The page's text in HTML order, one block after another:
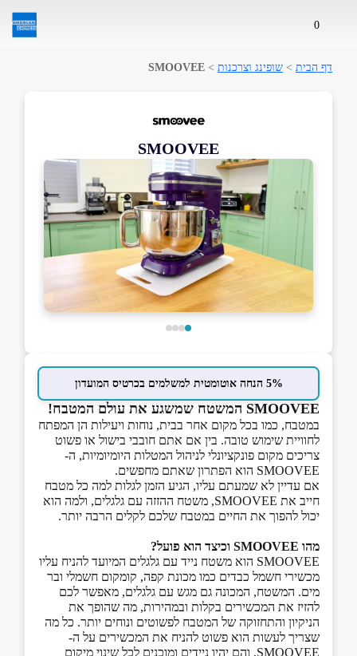
0
דף הבית > שופינג וצרכנות >
SMOOVEE
SMOOVEE
5% הנחה אוטומטית למשלמים בכרטיס המועדון
SMOOVEE המשטח שמשגע את עולם המטבח!
במטבח, כמו בכל מקום אחר בבית, נוחות ויעילות הן המפתח
לחוויית שימוש טובה. בין אם אתם חובבי בישול או פשוט
צריכים מקום פונקציונלי לניהול המטלות היומיומיות, ה-
SMOOVEE הוא הפתרון שאתם מחפשים.
אם עדיין לא שמעתם עליו, הגיע הזמן לגלות למה כל מטבח
חייב את SMOOVEE, משטח ההזזה עם גלגלים, ולמה הוא
יכול להפוך את החיים במטבח שלכם לקלים הרבה יותר.
מהו SMOOVEE וכיצד הוא פועל?
SMOOVEE הוא משטח נייד עם גלגלים המיועד להניח עליו
מכשירי חשמל כבדים כמו מכונת קפה, קומקום חשמלי ובר
מים. המשטח, המכונה גם מגש עם גלגלים, מאפשר לכם
להזיז את המכשירים בקלות ובמהירות, מה שהופך את
הניקיון והתחזוקה של המטבח לפשוטים ונוחים יותר. כל מה
שצריך לעשות הוא פשוט להניח את המכשירים על ה-
SMOOVEE, והם יהיו ניידים ומוכנים לכל שינוי מיקום